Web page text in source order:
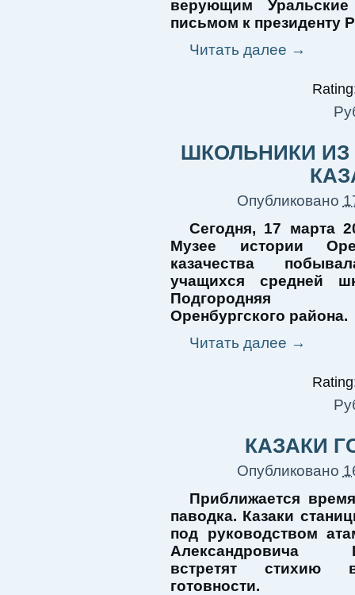
верующим
письмом к президенту
Читать далее →
ШКОЛЬНИКИ ИЗ
Опубликовано
Сегодня, 17 марта
Музее истории
казачества
учащихся средней
Подгородняя
Оренбургского района.
Читать далее →
КАЗАКИ
Опубликовано
Приближается
паводка. Казаки
под руководством
Александровича
встретят стихию
готовности.